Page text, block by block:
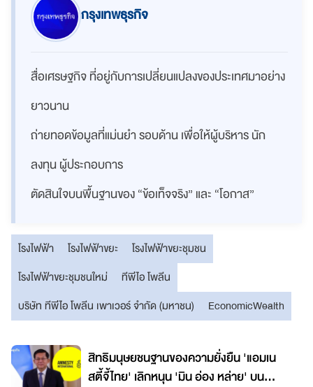
กรุงเทพธุรกิจ
สื่อเศรษฐกิจ ที่อยู่กับการเปลี่ยนแปลงของประเทศมาอย่าง
ยาวนาน
ถ่ายทอดข้อมูลที่แม่นยำ รอบด้าน เพื่อให้ผู้บริหาร นัก
ลงทุน ผู้ประกอบการ
ตัดสินใจบนพื้นฐานของ “ข้อเท็จจริง” และ “โอกาส”
โรงไฟฟ้า โรงไฟฟ้าขยะ
โรงไฟฟ้าขยะชุมชน
โรงไฟฟ้าขยะชุมชนใหม่
ทีพีไอ โพลีน
บริษัท ทีพีไอ โพลีน เพาเวอร์ จำกัด (มหาชน)
EconomicWealth
สิทธิมนุษยชนฐานของความยั่งยืน 'แอมเน
สตี้จี้ไทย' เลิกหนุน 'มิน อ่อง หล่าย' บน